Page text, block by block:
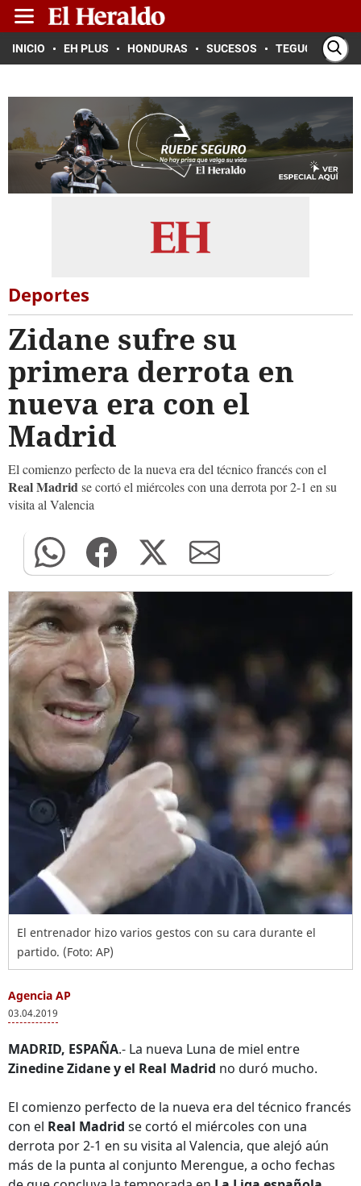
INICIO EH PLUS HONDURAS SUCESOS TEGUCIGALPA
Deportes
Zidane sufre su
primera derrota en
nueva era con el
Madrid
El comienzo perfecto de la nueva era del técnico francés con el
Real Madridse cortó el miércoles con una derrota por 2-1 en su
visita al Valencia
El entrenador hizo varios gestos con su cara durante el
partido. (Foto: AP)
Agencia AP
03.04.2019
MADRID, ESPAÑA.- La nueva Luna de miel entre
Zinedine Zidane y el Real Madrid no duró mucho.
El comienzo perfecto de la nueva era del técnico francés
con el Real Madrid se cortó el miércoles con una
derrota por 2-1 en su visita al Valencia, que alejó aún
más de la punta al conjunto Merengue, a ocho fechas